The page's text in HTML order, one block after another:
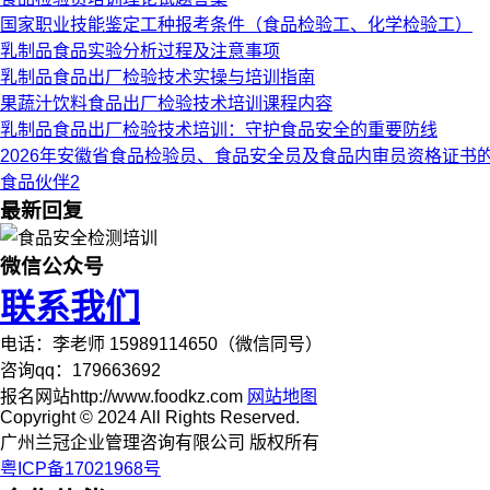
国家职业技能鉴定工种报考条件（食品检验工、化学检验工）
乳制品食品实验分析过程及注意事项
乳制品食品出厂检验技术实操与培训指南
果蔬汁饮料食品出厂检验技术培训课程内容
乳制品食品出厂检验技术培训：守护食品安全的重要防线
2026年安徽省食品检验员、食品安全员及食品内审员资格证书
食品伙伴2
最新回复
微信公众号
联系我们
电话：李老师 15989114650（微信同号）
咨询qq：179663692
报名网站http://www.foodkz.com 网站地图
Copyright © 2024 All Rights Reserved.
广州兰冠企业管理咨询有限公司 版权所有
粤ICP备17021968号